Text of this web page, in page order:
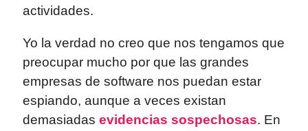
actividades.
Yo la verdad no creo que nos tengamos que
preocupar mucho por que las grandes
empresas de software nos puedan estar
espiando, aunque a veces existan
demasiadas evidencias sospechosas. En